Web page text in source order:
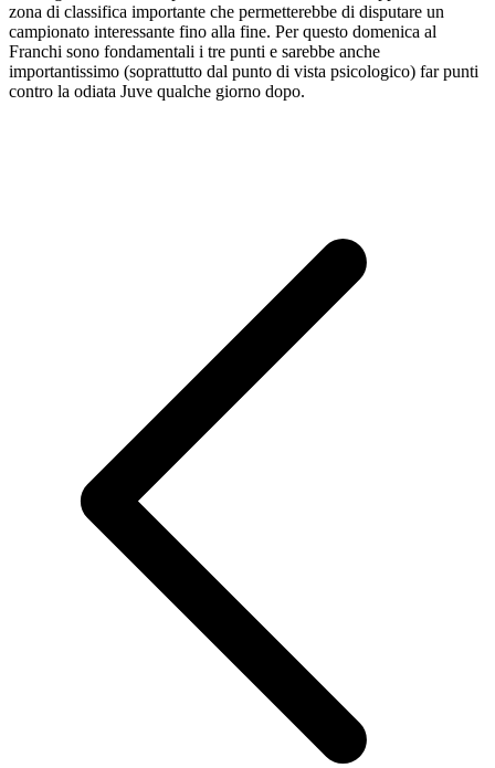
zona di classifica importante che permetterebbe di disputare un
campionato interessante fino alla fine. Per questo domenica al
Franchi sono fondamentali i tre punti e sarebbe anche
importantissimo (soprattutto dal punto di vista psicologico) far punti
contro la odiata Juve qualche giorno dopo.